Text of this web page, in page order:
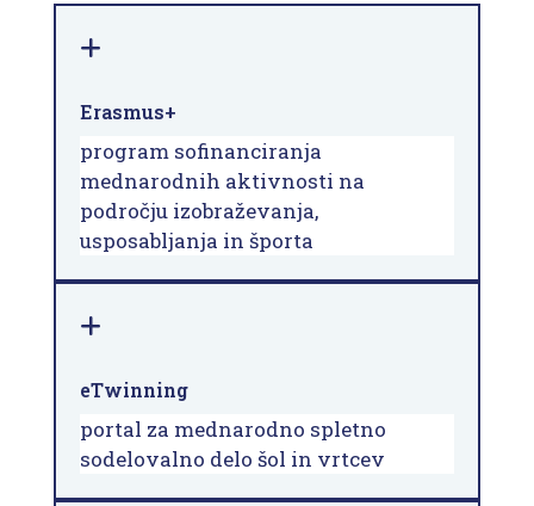
Erasmus+
program sofinanciranja
mednarodnih aktivnosti na
področju izobraževanja,
usposabljanja in športa
eTwinning
portal za mednarodno spletno
sodelovalno delo šol in vrtcev